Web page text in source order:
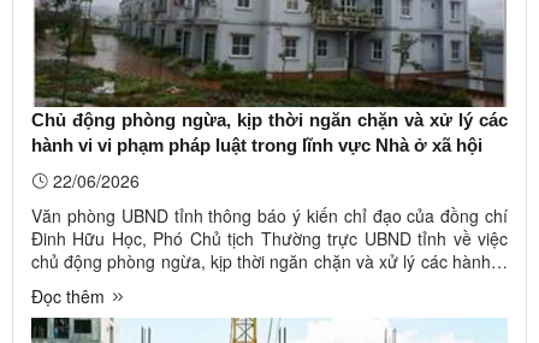
Chủ động phòng ngừa, kịp thời ngăn chặn và xử lý các
hành vi vi phạm pháp luật trong lĩnh vực Nhà ở xã hội
22/06/2026
Văn phòng UBND tỉnh thông báo ý kiến chỉ đạo của đồng chí
Đinh Hữu Học, Phó Chủ tịch Thường trực UBND tỉnh về việc
chủ động phòng ngừa, kịp thời ngăn chặn và xử lý các hành vi
vi phạm pháp luật trong lĩnh vực Nhà ở xã hội (Công văn số
5301/VP-KTCN ngày 19/6/2026). Ảnh minh họaTheo đó, Sở
Xây dựng ...
Đọc thêm